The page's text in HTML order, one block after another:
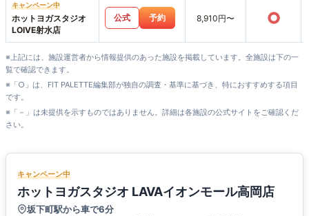
キャンペーン中
ホットヨガスタジオ
LOIVE射水店
公式 予約 8,910円〜 ○
※上記には、施設運営者から情報提供のあった施設を掲載しています。全施設は下の一
覧で確認できます。
※「○」は、FIT PALETTE編集部が独自の調査・基準に基づき、特におすすめする項目
です。
※「－」は未提供を示すものではありません。詳細は各施設の公式サイトをご確認くだ
さい。
キャンペーン中
ホットヨガスタジオ LAVAイオンモール高岡店
坂下町駅から車で6分